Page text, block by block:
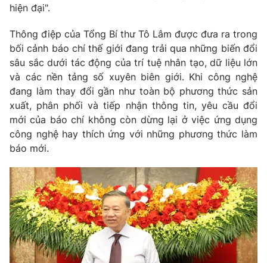
VTV Money VTV Thể thao
VTV Sức khoẻ Bất động sản
Thị trường 24h Tấm lòng Việt
VTV9 VTV8
Liên hệ tòa soạn English
hiện đại".
Thông điệp của Tổng Bí thư Tô Lâm được đưa ra trong
bối cảnh báo chí thế giới đang trải qua những biến đổi
sâu sắc dưới tác động của trí tuệ nhân tạo, dữ liệu lớn
và các nền tảng số xuyên biên giới. Khi công nghệ
đang làm thay đổi gần như toàn bộ phương thức sản
xuất, phân phối và tiếp nhận thông tin, yêu cầu đổi
mới của báo chí không còn dừng lại ở việc ứng dụng
công nghệ hay thích ứng với những phương thức làm
báo mới.